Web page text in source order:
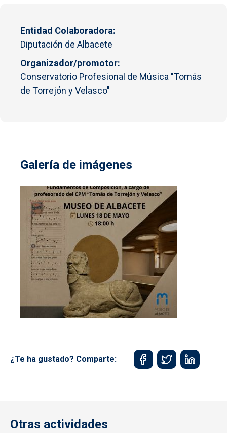
Entidad Colaboradora
Diputación de Albacete
Organizador/promotor
Conservatorio Profesional de Música "Tomás
de Torrejón y Velasco"
Galería de imágenes
¿Te ha gustado? Comparte:
Otras actividades